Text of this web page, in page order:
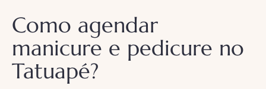
Como agendar
manicure e pedicure no
Tatuapé?